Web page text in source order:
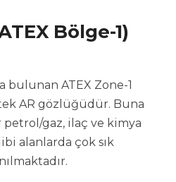
Bölge-1)
bulunan ATEX Zone-1
AR gözlüğüdür. Buna
gaz, ilaç ve kimya
alanlarda çok sık